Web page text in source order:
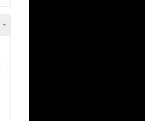
-